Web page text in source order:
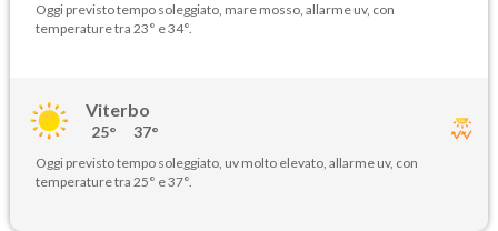
Oggi previsto tempo soleggiato, mare mosso, allarme uv, con
temperature tra 23° e 34°.
Viterbo
25° 37°
Oggi previsto tempo soleggiato, uv molto elevato, allarme uv, con
temperature tra 25° e 37°.